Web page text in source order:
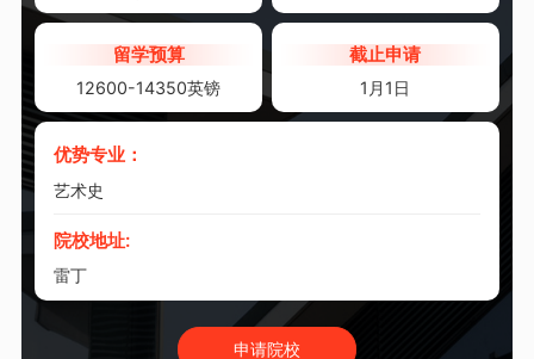
留学预算
12600-14350英镑
截止申请
1月1日
优势专业：
艺术史
院校地址:
雷丁
申请院校